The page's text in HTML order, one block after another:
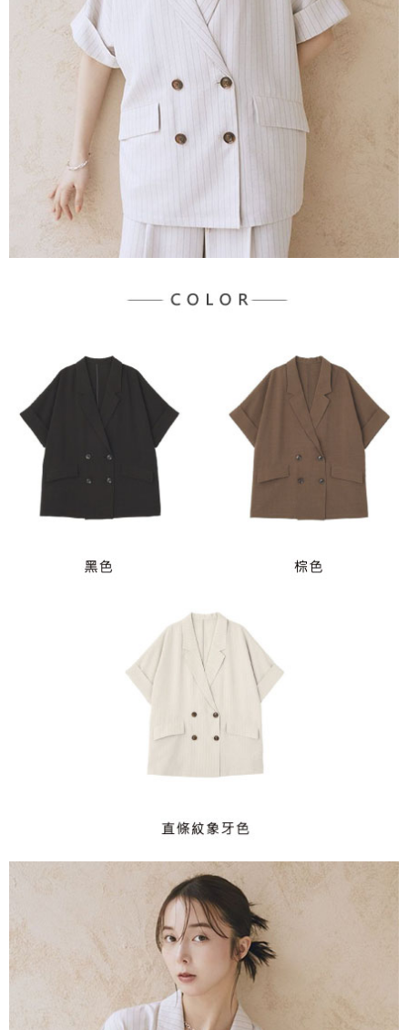
【注意事項】
１．透過由恩沛科技股份有限公司提供之「AFTEE先享後付」服務完成之交
易，需依本服務之必要範圍內提供個人資料，並將交易相關給付款項請求債
權轉讓予恩沛科技股份有限公司。
２．關於個人資料處理事宜，請瀏覽以下網址：
https://aftee.tw/terms/#terms3
３．未成年的使用者請事先徵得法定代理人或監護人之同意方可使用
「AFTEE先享後付」，若未經同意申辦者引起之損失，本公司不負相關責
４．使用「AFTEE先享後付」時，將依據個別帳號之用戶狀況，依本公司即
時審查核予不同之上限額度；若仍有額度不足之情形，本公司將視審查結果
請求用戶進行身份認證。
５．嚴禁一人註冊多個帳號或使用他人資訊註冊。若發現惡意使用之情形，
恩沛科技股份有限公司將有權停止該用戶之使用額度並採取法律行動。
7-11取貨付款
每筆NT$60，滿NT$1,500(含以上)免運費
每筆NT$60，滿NT$1,500(含以上)免運費
每筆NT$90，滿NT$1,500(含以上)免運費